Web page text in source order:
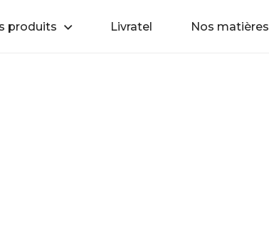
produits Livratel Nos matières